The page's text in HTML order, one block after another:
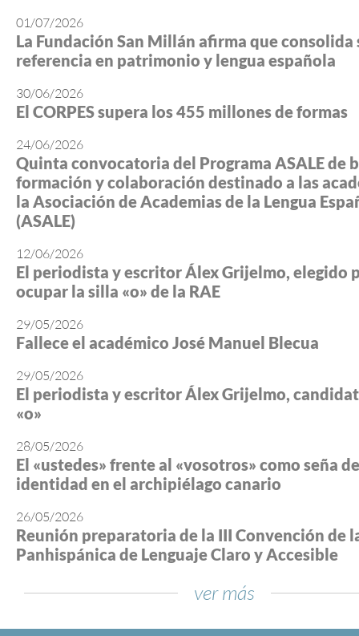
01/07/2026
La Fundación San Millán afirma que consolida
referencia en patrimonio y lengua española
30/06/2026
El CORPES supera los 455 millones de formas
24/06/2026
Quinta convocatoria del Programa ASALE de
formación y colaboración destinado a las
la Asociación de Academias de la Lengua
(ASALE)
12/06/2026
El periodista y escritor Álex Grijelmo, elegido
ocupar la silla «o» de la RAE
29/05/2026
Fallece el académico José Manuel Blecua
29/05/2026
El periodista y escritor Álex Grijelmo,
«o»
28/05/2026
El «ustedes» frente al «vosotros» como seña de
identidad en el archipiélago canario
26/05/2026
Reunión preparatoria de la III Convención de
Panhispánica de Lenguaje Claro y Accesible
ver más